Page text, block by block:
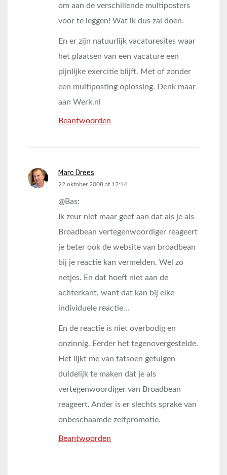
om aan de verschillende multiposters
voor te leggen! Wat ik dus zal doen.
En er zijn natuurlijk vacaturesites waar
het plaatsen van een vacature een
pijnlijke exercitie blijft. Met of zonder
een multiposting oplossing. Denk maar
aan Werk.nl
Beantwoorden
Marc Drees
says:
22 oktober 2008 at 12:14
@Bas:
Ik zeur niet maar geef aan dat als je als
Broadbean vertegenwoordiger reageert
je beter ook de website van broadbean
bij je reactie kan vermelden. Wel zo
netjes. En dat hoeft niet aan de
achterkant, want dat kan bij elke
individuele reactie…
En de reactie is niet overbodig en
onzinnig. Eerder het tegenovergestelde.
Het lijkt me van fatsoen getuigen
duidelijk te maken dat je als
vertegenwoordiger van Broadbean
reageert. Ander is er slechts sprake van
onbeschaamde zelfpromotie.
Beantwoorden